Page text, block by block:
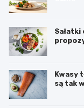
Kwasy
są tak